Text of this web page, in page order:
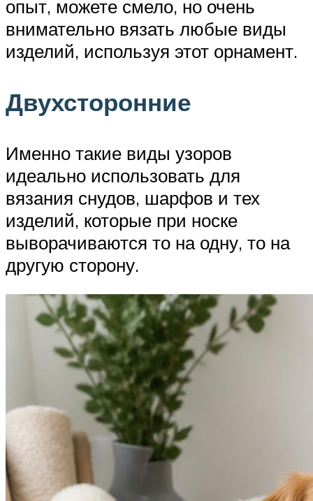
опыт, можете смело, но очень
внимательно вязать любые виды
изделий, используя этот орнамент.
Двухсторонние
Именно такие виды узоров
идеально использовать для
вязания снудов, шарфов и тех
изделий, которые при носке
выворачиваются то на одну, то на
другую сторону.